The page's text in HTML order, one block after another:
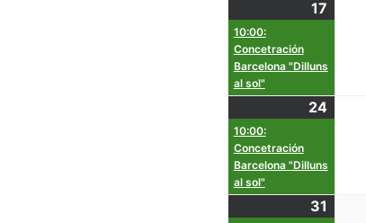
17
10:00:
Concetración
Barcelona "Dilluns
al sol"
24
10:00:
Concetración
Barcelona "Dilluns
al sol"
31